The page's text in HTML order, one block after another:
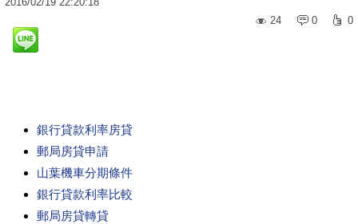
24
0 0
銀行貸款利率房貸
郵局房貸申請
山葉機車分期條件
銀行貸款利率比較
郵局房貸轉貸